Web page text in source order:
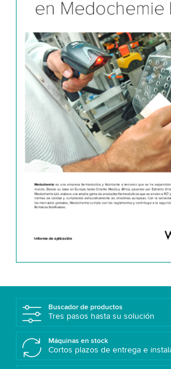
Buscador de productos
Tres pasos hasta su solución
Máquinas en stock
Cortos plazos de entrega e